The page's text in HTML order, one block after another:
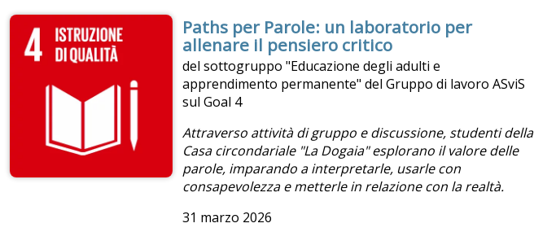
Paths per Parole: un laboratorio per
allenare il pensiero critico
del sottogruppo "Educazione degli adulti e
apprendimento permanente" del Gruppo di lavoro ASviS
sul Goal 4
Attraverso attività di gruppo e discussione, studentidella
Casa circondariale "La Dogaia"esplorano il valore delle
parole, imparando a interpretarle, usarle con
consapevolezza e metterle in relazione con la realtà.
31 marzo 2026